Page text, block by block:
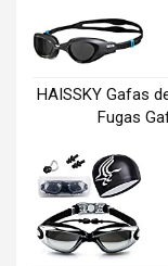
HAISSKY Gafas
Fugas